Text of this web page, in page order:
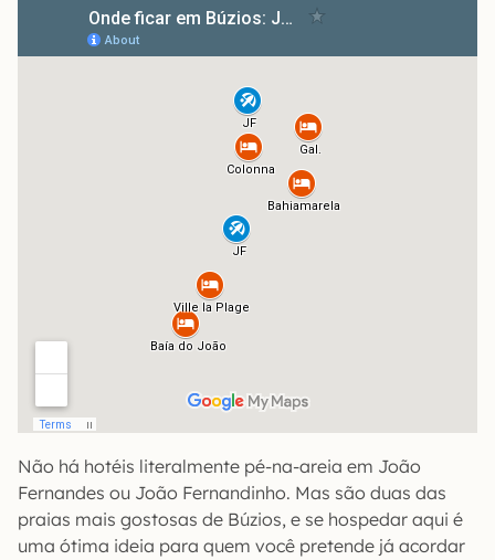
Não há hotéis literalmente pé-na-areia em João
Fernandes ou João Fernandinho. Mas são duas das
praias mais gostosas de Búzios, e se hospedar aqui é
uma ótima ideia para quem você pretende já acordar